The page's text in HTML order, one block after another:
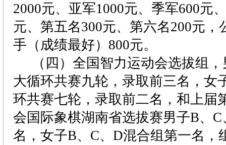
2000元、亚军1000元、季军600元
元、第五名300元、第六名200元，
手（成绩最好） 800元。
（四）全国智力运动会选拔组
大循环共赛九轮，录取前三名，女
环共赛七轮，录取前二名，和上届
会国际象棋湖南省选拔赛男子B、 C
名，女子B、 C、 D混合组第一名，